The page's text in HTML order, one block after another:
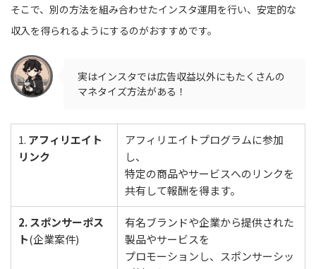
そこで、別の方法を組み合わせたインスタ運用を行い、安定的な
収入を得られるようにするのがおすすめです。
実はインスタでは広告収益以外にもたくさんの
マネタイズ方法がある！
1. アフィリエイト
リンク
アフィリエイトプログラムに参加
し、
特定の商品やサービスへのリンクを
共有して報酬を得ます。
2. スポンサーポス
ト(企業案件)
有名ブランドや企業から提供された
製品やサービスを
プロモーションし、スポンサーシッ